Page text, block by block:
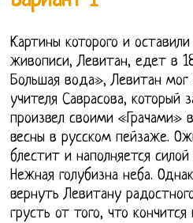
Картины которого и
живописи, Левитан, едет в
Большая вода», Левитан мог
учителя Саврасова, который
произвел своими «Грачами»
весны в русском пейзаже.
блестит и наполняется
Нежная голубизна неба.
вернуть Левитану
грусть от того, что